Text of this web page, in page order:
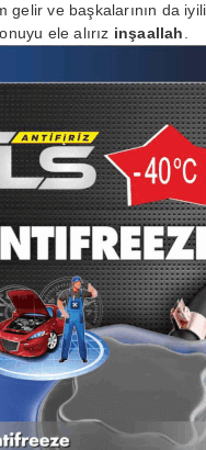
gelir ve başkalarının da
ele alırız inşaallah.